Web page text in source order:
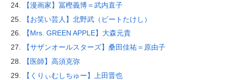
【漫画家】冨樫義博＝武内直子
【お笑い芸人】北野武（ビートたけし）
【Mrs. GREEN APPLE】大森元貴
【サザンオールスターズ】桑田佳祐＝原由子
【医師】高須克弥
【くりぃむしちゅー】上田晋也